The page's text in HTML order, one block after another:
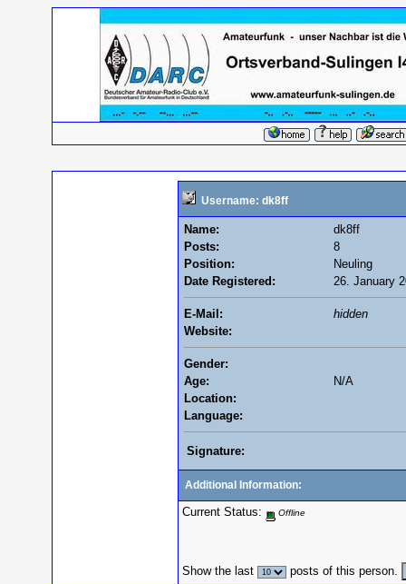
Username: dk8ff
Name:
dk8ff
Posts:
8
Position:
Neuling
Date Registered:
26. January
E-Mail:
hidden
Website:
Gender:
Age:
N/A
Location:
Language:
Signature:
Additional Information:
Current Status: Offline
Show the last posts of this person.